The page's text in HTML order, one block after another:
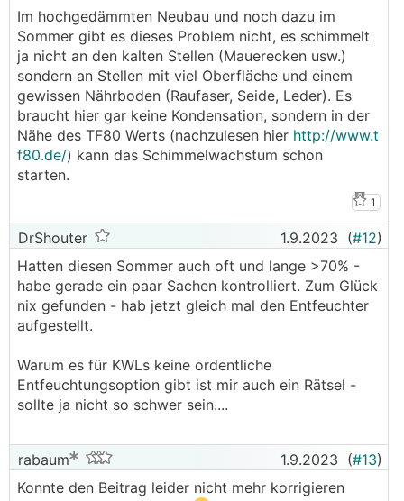
Im hochgedämmten Neubau und noch dazu im
Sommer gibt es dieses Problem nicht, es schimmelt
ja nicht an den kalten Stellen (Mauerecken usw.)
sondern an Stellen mit viel Oberfläche und einem
gewissen Nährboden (Raufaser, Seide, Leder). Es
braucht hier gar keine Kondensation, sondern in der
Nähe des TF80 Werts (nachzulesen hier http://www.t
f80.de/) kann das Schimmelwachstum schon
starten.
1
DrShouter 1.9.2023 (#12)
Hatten diesen Sommer auch oft und lange >70% -
habe gerade ein paar Sachen kontrolliert. Zum Glück
nix gefunden - hab jetzt gleich mal den Entfeuchter
aufgestellt.
Warum es für KWLs keine ordentliche
Entfeuchtungsoption gibt ist mir auch ein Rätsel -
sollte ja nicht so schwer sein....
rabaum 1.9.2023 (#13)
Konnte den Beitrag leider nicht mehr korrigieren